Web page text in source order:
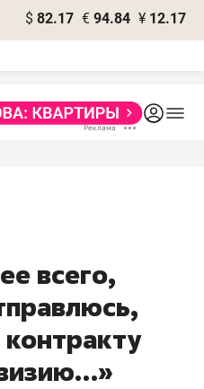
$ 82.17 € 94.84 ¥ 12.17
всего,